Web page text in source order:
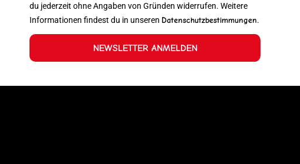
du jederzeit ohne Angaben von Gründen widerrufen. Weitere
Informationen findest du in unseren Datenschutzbestimmungen.
NEWSLETTER ANMELDEN